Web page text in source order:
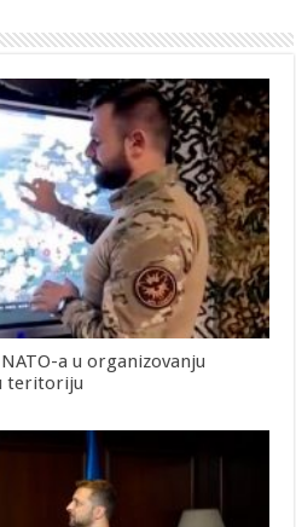
a u organizovanju
teritoriju